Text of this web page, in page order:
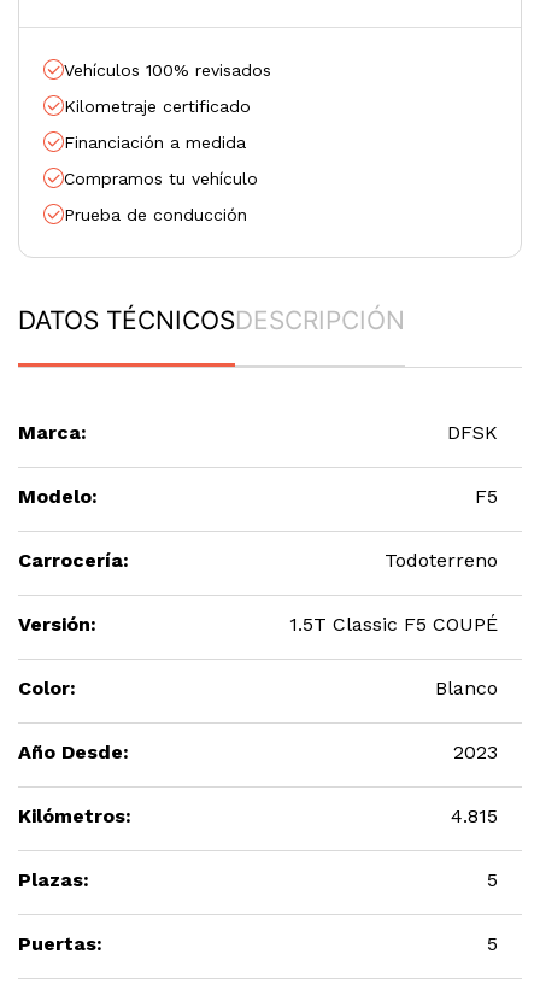
Vehículos 100% revisados
Kilometraje certificado
Financiación a medida
Compramos tu vehículo
Prueba de conducción
DATOS TÉCNICOSDESCRIPCIÓN
Marca: DFSK
Modelo: F5
Carrocería: Todoterreno
Versión: 1.5T Classic F5 COUPÉ
Color: Blanco
Año Desde: 2023
Kilómetros: 4.815
Plazas: 5
Puertas: 5